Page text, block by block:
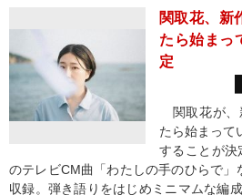
関取花、新
たら始まっ
定
関取花が、
たら始まって
することが
のテレビCM曲「わたしの手のひらで」
収録。弾き語りをはじめミニマムな編